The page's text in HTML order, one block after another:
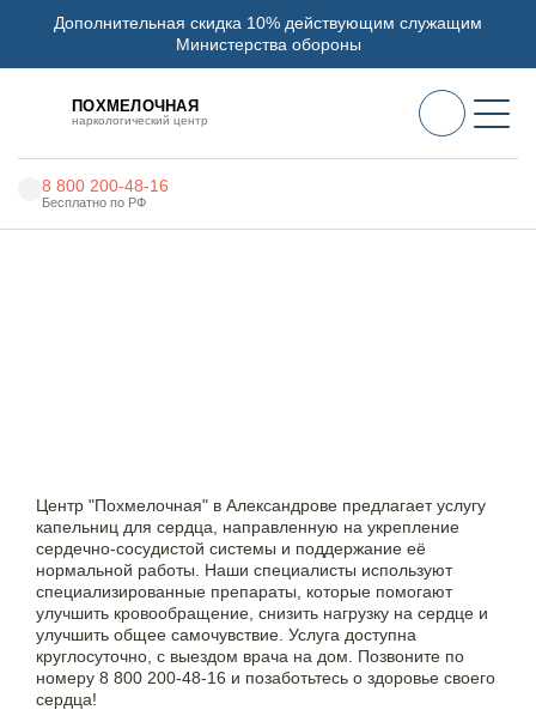
Дополнительная скидка 10% действующим служащим
Министерства обороны
ПОХМЕЛОЧНАЯ
наркологический центр
8 800 200-48-16
Бесплатно по РФ
О нас
Контакты
8 800 200-48-16
Бесплатно по РФ
Центр "Похмелочная" в Александрове предлагает услугу
капельниц для сердца, направленную на укрепление
сердечно-сосудистой системы и поддержание её
нормальной работы. Наши специалисты используют
специализированные препараты, которые помогают
улучшить кровообращение, снизить нагрузку на сердце и
улучшить общее самочувствие. Услуга доступна
круглосуточно, с выездом врача на дом. Позвоните по
номеру 8 800 200-48-16 и позаботьтесь о здоровье своего
сердца!